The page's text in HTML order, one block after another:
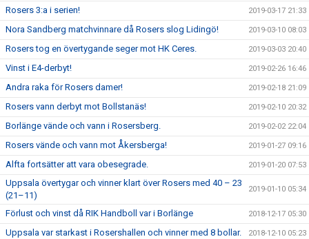
Rosers 3:a i serien! 2019-03-17 21:33
Nora Sandberg matchvinnare då Rosers slog Lidingö! 2019-03-10 08:03
Rosers tog en övertygande seger mot HK Ceres. 2019-03-03 20:40
Vinst i E4-derbyt! 2019-02-26 16:46
Andra raka för Rosers damer! 2019-02-18 21:09
Rosers vann derbyt mot Bollstanäs! 2019-02-10 20:32
Borlänge vände och vann i Rosersberg. 2019-02-02 22:04
Rosers vände och vann mot Åkersberga! 2019-01-27 09:16
Alfta fortsätter att vara obesegrade. 2019-01-20 07:53
Uppsala övertygar och vinner klart över Rosers med 40 – 23
(21–11)
2019-01-10 05:34
Förlust och vinst då RIK Handboll var i Borlänge 2018-12-17 05:30
Uppsala var starkast i Rosershallen och vinner med 8 bollar. 2018-12-10 05:23